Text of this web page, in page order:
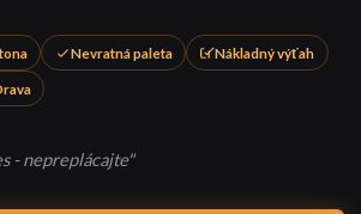
Nevratná paleta Nákladný výťah
- nepreplácajte"